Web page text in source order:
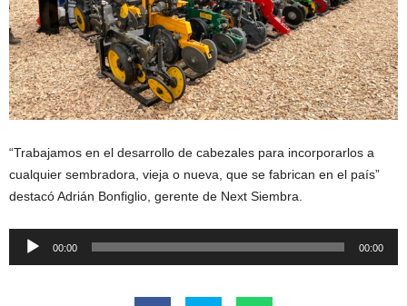
“Trabajamos en el desarrollo de cabezales para incorporarlos a
cualquier sembradora, vieja o nueva, que se fabrican en el país”
destacó Adrián Bonfiglio, gerente de Next Siembra.
Reproductor
00:00 00:00